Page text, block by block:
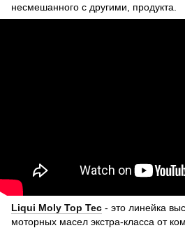
несмешанного с другими, продукта.
Liqui Moly Top Tec - это линейка
моторных масел экстра-класса от